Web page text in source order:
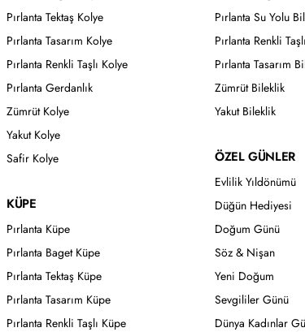
Pırlanta Tektaş Kolye
Pırlanta Tasarım Kolye
Pırlanta Renkli Taşlı Kolye
Pırlanta Gerdanlık
Zümrüt Kolye
Yakut Kolye
Safir Kolye
KÜPE
Pırlanta Küpe
Pırlanta Baget Küpe
Pırlanta Tektaş Küpe
Pırlanta Tasarım Küpe
Pırlanta Renkli Taşlı Küpe
Pırlanta Su Yolu
Pırlanta Renkli
Pırlanta Tasarım
Zümrüt Bileklik
Yakut Bileklik
ÖZEL GÜNLER
Evlilik Yıldönümü
Düğün Hediyesi
Doğum Günü
Söz & Nişan
Yeni Doğum
Sevgililer Günü
Dünya Kadınlar